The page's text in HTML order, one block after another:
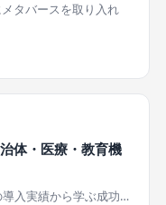
タバースを取り入れ
体・医療・教育機
入実績から学ぶ成功…